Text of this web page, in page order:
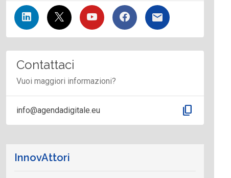
Contattaci
Vuoi maggiori informazioni?
info@agendadigitale.eu content_copy
InnovAttori